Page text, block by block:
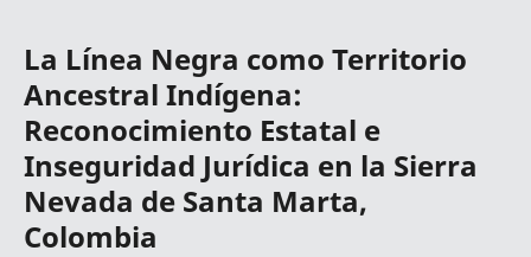
La Línea Negra como Territorio
Ancestral Indígena:
Reconocimiento Estatal e
Inseguridad Jurídica en la Sierra
Nevada de Santa Marta,
Colombia